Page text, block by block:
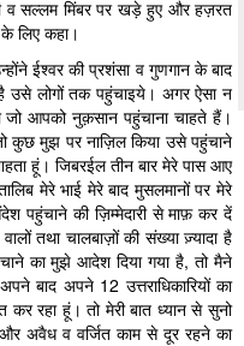
व सल्लम मिंबर पर खड़े हुए और हज़रत
लिए कहा।
ईश्वर की प्रशंसा व गुणगान के बाद
लोगों तक पहुंचाइये। अगर ऐसा न
जो आपको नुक़सान पहुंचाना चाहते हैं।
कुछ मुझ पर नाज़िल किया उसे पहुंचाने
हूं। जिबरईल तीन बार मेरे पास आए
मेरे भाई मेरे बाद मुसलमानों पर मेरे
पहुंचाने की ज़िम्मेदारी से माफ़ कर दें
तथा चालबाज़ों की संख्या ज़्यादा है
का मुझे आदेश दिया गया है, तो मैने
बाद अपने 12 उत्तराधिकारियों का
रहा हूं। तो मेरी बात ध्यान से सुनो
अवैध व वर्जित काम से दूर रहने का